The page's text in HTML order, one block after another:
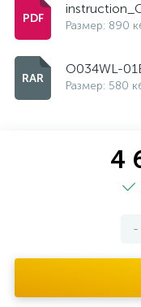
Размер: 890
O034WL-
Размер: 580
4
-